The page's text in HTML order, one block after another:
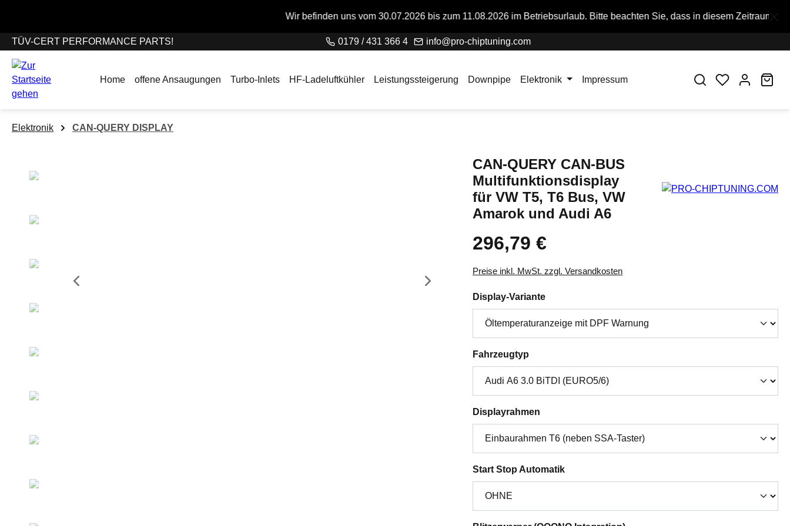
Wir befinden uns vom 30.07.2026 bis zum 11.08.2026 im Betriebsurlaub. Bitte beachten Sie, dass in diesem Zeitraum keine Bestellungen
TÜV-CERT PERFORMANCE PARTS! 0179 / 431 366 4 info@pro-chiptuning.com
Home offene Ansaugungen Turbo-Inlets HF-Ladeluftkühler Leistungssteigerung Downpipe Elektronik Impressum
Elektronik CAN-QUERY DISPLAY
CAN-QUERY CAN-BUS
Multifunktionsdisplay
für VW T5, T6 Bus, VW
Amarok und Audi A6
296,79 €
Preise inkl. MwSt. zzgl. Versandkosten
Display-Varianteauswählen
Fahrzeugtyp
Displayrahmen
Start Stop Automatikauswählen